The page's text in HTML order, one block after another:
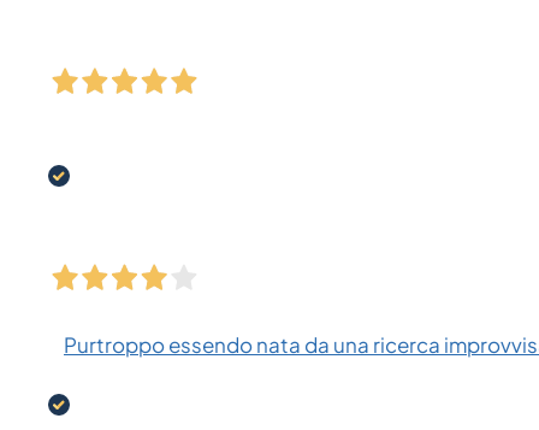
Purtroppo essendo nata da una ricerca